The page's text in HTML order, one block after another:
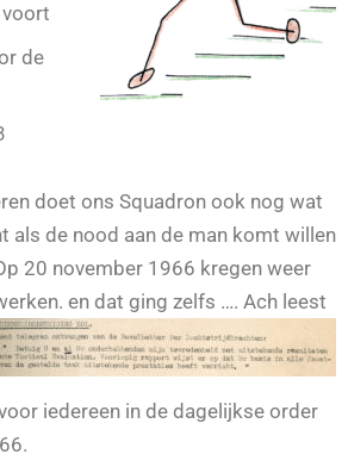
de
doet ons Squadron ook nog wat
als de nood aan de man komt willen
20 november 1966 kregen weer
en dat ging zelfs …. Ach leest
iedereen in de dagelijkse order